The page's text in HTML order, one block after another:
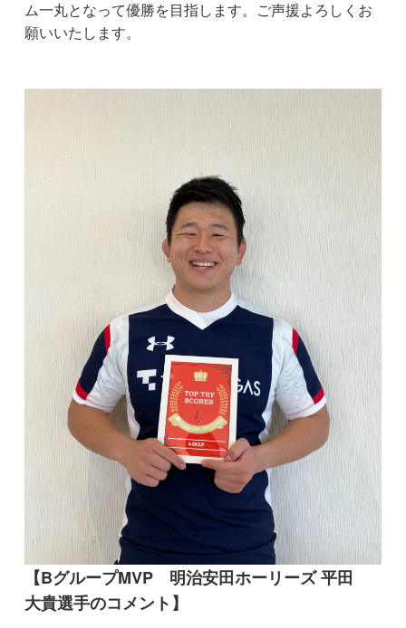
ム一丸となって優勝を目指します。ご声援よろしくお
願いいたします。
【BグループMVP 明治安田ホーリーズ 平田
大貴選手のコメント】